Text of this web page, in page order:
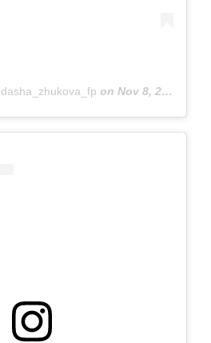
dasha_zhukova_fp on Nov 8, 2018 at 7:41am PST